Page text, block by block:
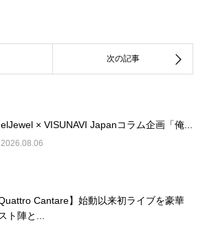
× VISUNAVI Japanコラム企画「俺...
2026.08.06
Quattro Cantare】始動以来初ライブを豪華
ト陣と...